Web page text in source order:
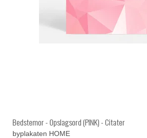
Bedstemor - Opslagsord (PINK) - Citater
byplakaten HOME